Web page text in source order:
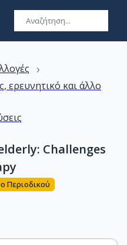
›
ερευνητικό και άλλο
Challenges
Περιοδικού